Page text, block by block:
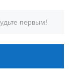
первым!